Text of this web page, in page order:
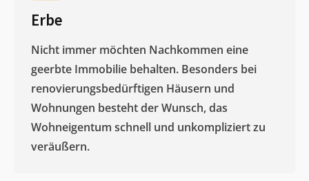
Erbe
Nicht immer möchten Nachkommen eine
geerbte Immobilie behalten. Besonders bei
renovierungsbedürftigen Häusern und
Wohnungen besteht der Wunsch, das
Wohneigentum schnell und unkompliziert zu
veräußern. ​